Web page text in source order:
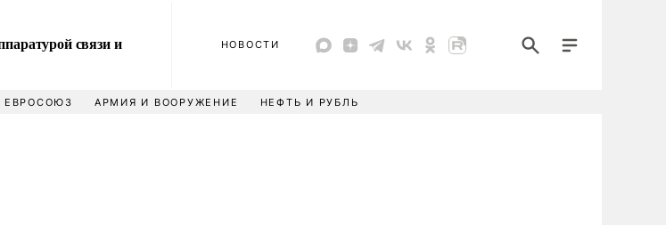
связи и
НОВОСТИ
ЕВРОСОЮЗ АРМИЯ И ВООРУЖЕНИЕ НЕФТЬ И РУБЛЬ